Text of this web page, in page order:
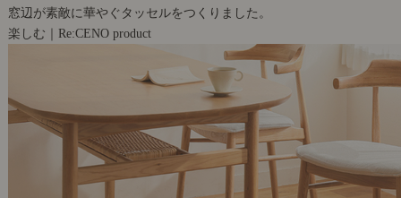
窓辺が素敵に華やぐタッセルをつくりました。
楽しむ｜Re:CENO product